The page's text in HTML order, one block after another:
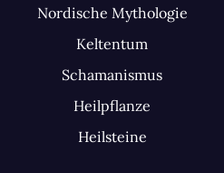
Nordische Mythologie
Keltentum
Schamanismus
Heilpflanze
Heilsteine